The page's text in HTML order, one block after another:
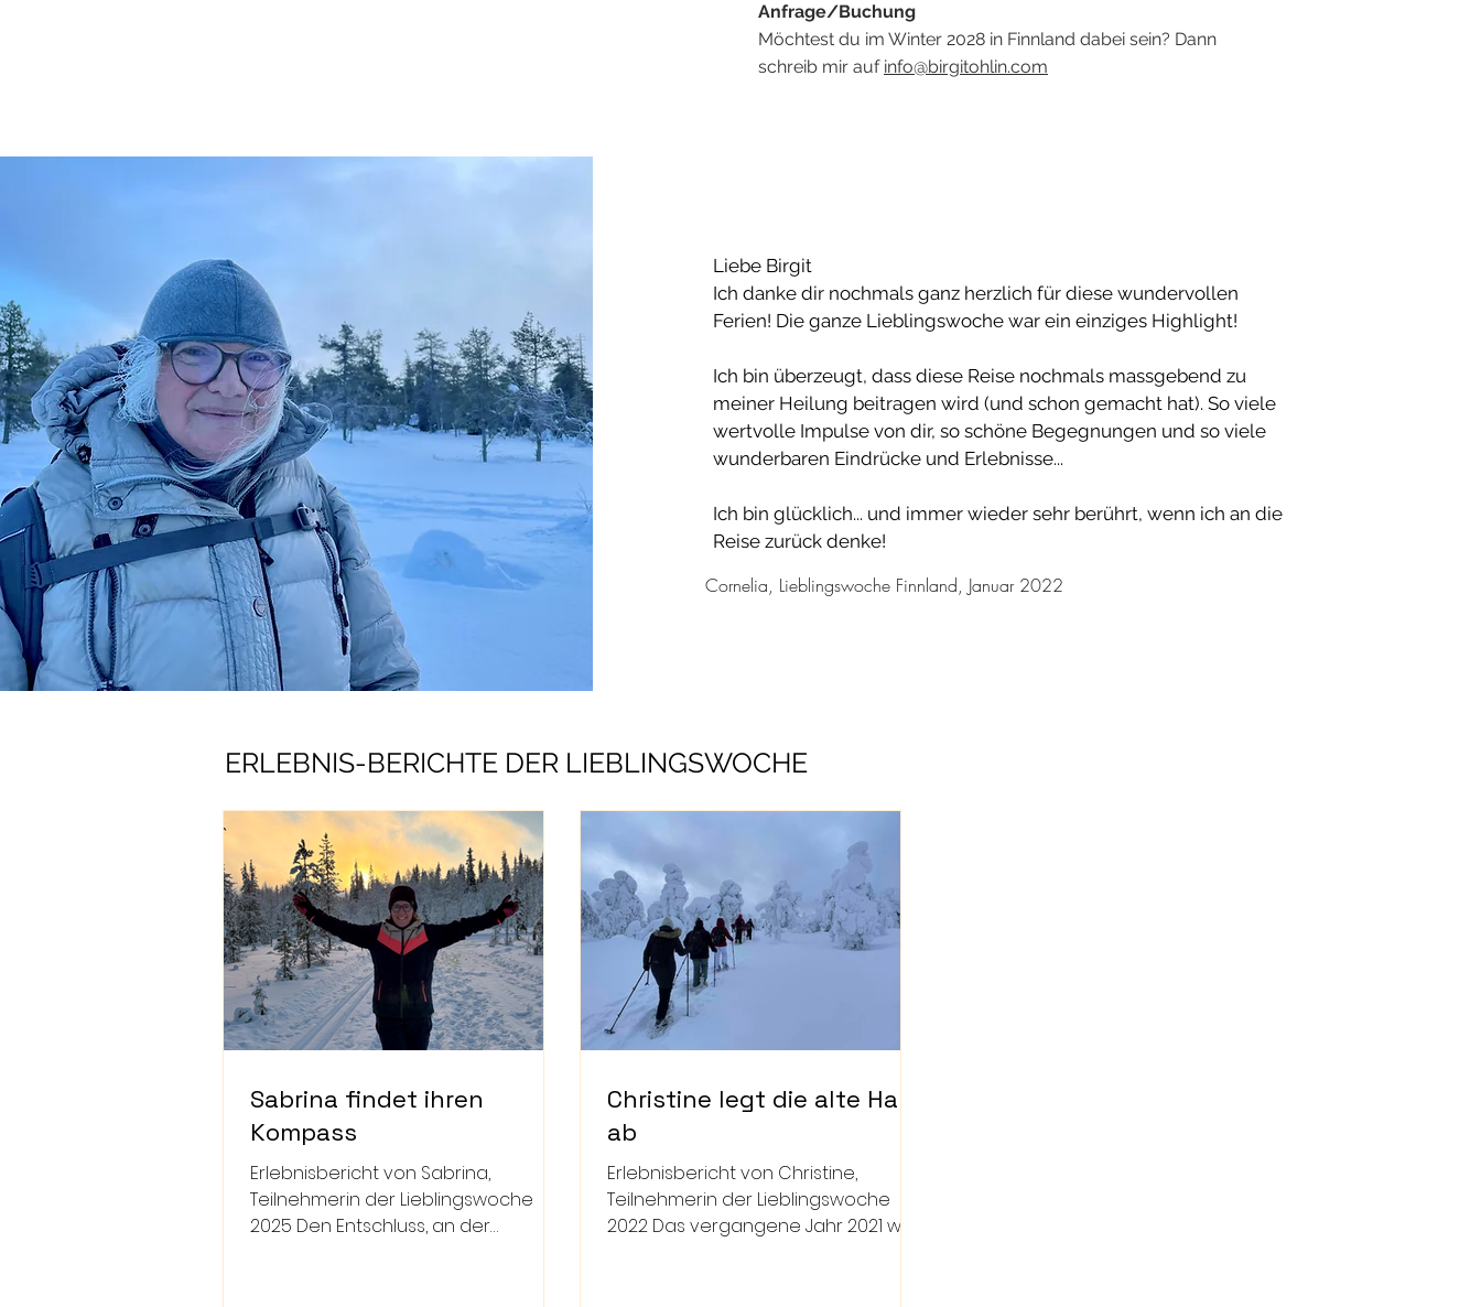
Anfrage/Buchung
Möchtest du im Winter 2028 in Finnland dabei sein? Dann
schreib mir auf info@birgitohlin.com
Liebe Birgit
Ich danke dir nochmals ganz herzlich für diese wundervollen
Ferien! Die ganze Lieblingswoche war ein einziges Highlight!
Ich bin überzeugt, dass diese Reise nochmals massgebend zu
meiner Heilung beitragen wird (und schon gemacht hat). So viele
wertvolle Impulse von dir, so schöne Begegnungen und so viele
wunderbaren Eindrücke und Erlebnisse...
Ich bin glücklich... und immer wieder sehr berührt, wenn ich an die
Reise zurück denke!
Cornelia, Lieblingswoche Finnland, Januar 2022
ERLEBNIS-BERICHTE DER LIEBLINGSWOCHE
Sabrina findet ihren
Kompass
Erlebnisbericht von Sabrina,
Teilnehmerin der Lieblingswoche
2025 Den Entschluss, an der
Christine legt die alte Haut
ab
Erlebnisbericht von Christine,
Teilnehmerin der Lieblingswoche
2022 Das vergangene Jahr 2021 war